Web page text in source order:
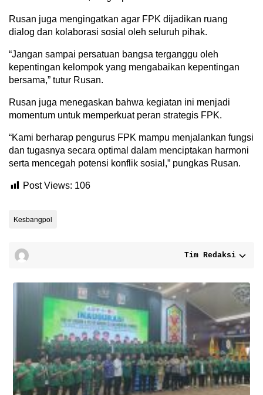
Rusan juga mengingatkan agar FPK dijadikan ruang
dialog dan kolaborasi sosial oleh seluruh pihak.
“Jangan sampai persatuan bangsa terganggu oleh
kepentingan kelompok yang mengabaikan kepentingan
bersama,” tutur Rusan.
Rusan juga menegaskan bahwa kegiatan ini menjadi
momentum untuk memperkuat peran strategis FPK.
“Kami berharap pengurus FPK mampu menjalankan fungsi
dan tugasnya secara optimal dalam menciptakan harmoni
serta mencegah potensi konflik sosial,” pungkas Rusan.
Post Views: 106
Kesbangpol
Tim Redaksi